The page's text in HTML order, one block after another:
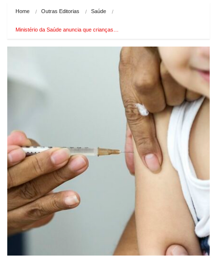
Home Outras Editorias Saúde
Ministério da Saúde anuncia que crianças…